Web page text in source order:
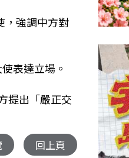
，強調中方對
表達立場。
提出「嚴正交
回上頁